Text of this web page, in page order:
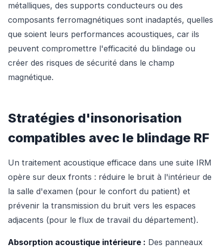
métalliques, des supports conducteurs ou des
composants ferromagnétiques sont inadaptés, quelles
que soient leurs performances acoustiques, car ils
peuvent compromettre l'efficacité du blindage ou
créer des risques de sécurité dans le champ
magnétique.
Stratégies d'insonorisation
compatibles avec le blindage RF
Un traitement acoustique efficace dans une suite IRM
opère sur deux fronts : réduire le bruit à l'intérieur de
la salle d'examen (pour le confort du patient) et
prévenir la transmission du bruit vers les espaces
adjacents (pour le flux de travail du département).
Absorption acoustique intérieure : Des panneaux